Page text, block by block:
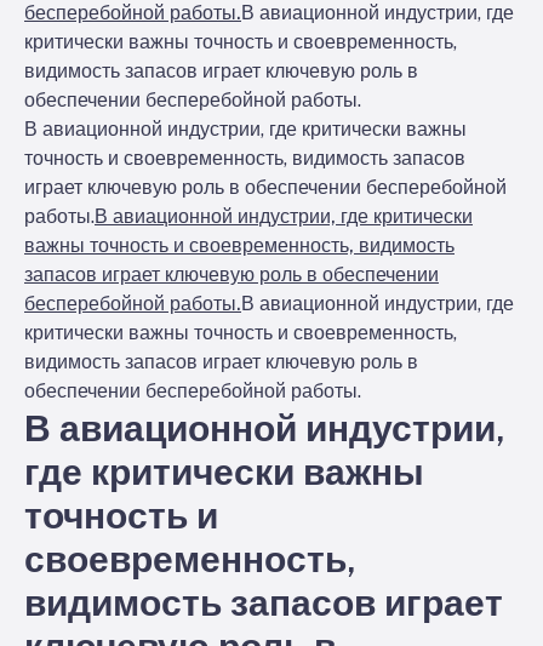
бесперебойной работы.В авиационной индустрии, где
критически важны точность и своевременность,
видимость запасов играет ключевую роль в
обеспечении бесперебойной работы.
В авиационной индустрии, где критически важны
точность и своевременность, видимость запасов
играет ключевую роль в обеспечении бесперебойной
работы.В авиационной индустрии, где критически
важны точность и своевременность, видимость
запасов играет ключевую роль в обеспечении
бесперебойной работы.В авиационной индустрии, где
критически важны точность и своевременность,
видимость запасов играет ключевую роль в
обеспечении бесперебойной работы.
В авиационной индустрии,
где критически важны
точность и
своевременность,
видимость запасов играет